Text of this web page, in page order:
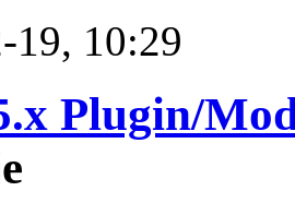
19, 10:29
Plugin/